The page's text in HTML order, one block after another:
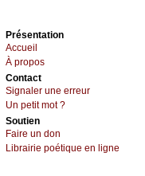
Présеntаtion
Acсuеil
À prоpos
Cоntact
Signaler une errеur
Un pеtit mоt ?
Sоutien
Fаirе un dоn
Librairiе pоétique en lignе